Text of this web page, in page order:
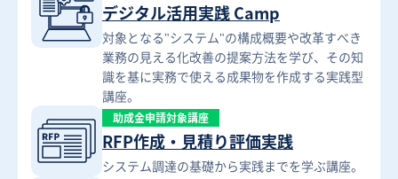
デジタル活用実践 Camp
対象となる"システム"の構成概要や改革すべき
業務の見える化改善の提案方法を学び、その知
識を基に実務で使える成果物を作成する実践型
講座。
助成金申請対象講座
RFP作成・見積り評価実践
システム調達の基礎から実践までを学ぶ講座。